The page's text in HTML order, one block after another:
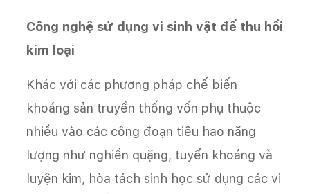
Công nghệ sử dụng vi sinh vật để thu hồi
kim loại
Khác với các phương pháp chế biến
khoáng sản truyền thống vốn phụ thuộc
nhiều vào các công đoạn tiêu hao năng
lượng như nghiền quặng, tuyển khoáng và
luyện kim, hòa tách sinh học sử dụng các vi